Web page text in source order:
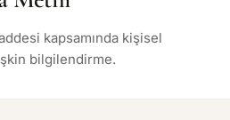
kapsamında kişisel
bilgilendirme.